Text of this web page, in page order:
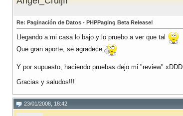
Re: Paginación de Datos - PHPPaging Beta Release!
Llegando a mi casa lo bajo y lo pruebo a ver que tal
Que gran aporte, se agradece
Y por supuesto, haciendo pruebas dejo mi "review" xDDD
Gracias y saludos!!!
23/01/2008, 18:42